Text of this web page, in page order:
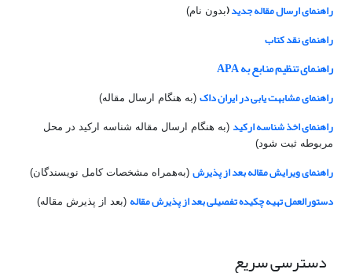
راهنمای ارسال مقاله جدید(بدون نام)
راهنمای نقد کتاب
راهنمای تنظیم منابع به APA
راهنمای مشابهت یابی در ایران داک (به هنگام ارسال مقاله)
راهنمای اخذ شناسه ارکید (به هنگام ارسال مقاله شناسه ارکید در محل
مربوطه ثبت شود)
راهنمای ویرایش مقاله بعد از پذیرش (به‌همراه مشخصات کامل نویسندگان)
دستورالعمل تهیه چکیده تفصیلی بعد از پذیرش مقاله (بعد از پذیرش مقاله)
دسترسی سریع